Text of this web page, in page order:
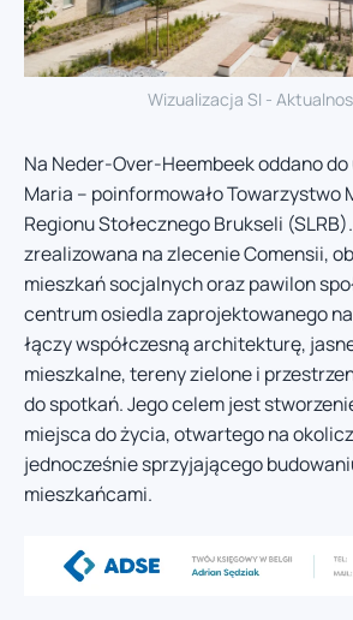
Wizualizacja SI -
Na Neder-Over-Heembeek oddano
Maria – poinformowało Towarzystwo
Regionu Stołecznego Brukseli
zrealizowana na zlecenie Comensii,
mieszkań socjalnych oraz pawilon
centrum osiedla zaprojektowanego
łączy współczesną architekturę,
mieszkalne, tereny zielone i
do spotkań. Jego celem jest
miejsca do życia, otwartego na
jednocześnie sprzyjającego
mieszkańcami.